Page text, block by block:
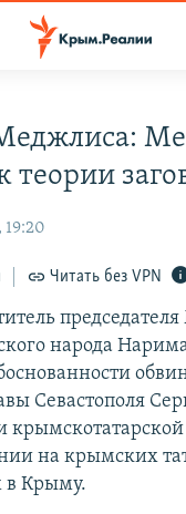
КРЫМА
КРЫМА. 11 ИСТОРИЙ
ВЕСТИ
теории
19:20
Читать без VPN
народа
Севастополя
на крымских
Крыму.